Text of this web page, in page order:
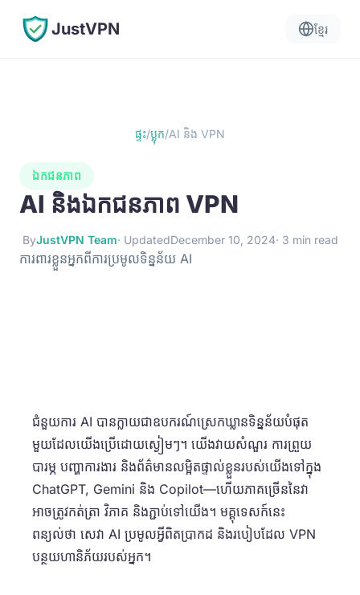
JustVPN ខ្មែរ
ផ្ទះ/ប្លុក/AI និង VPN
ឯកជនភាព
AI និងឯកជនភាព VPN
ByJustVPN Team· UpdatedDecember 10, 2024· 3 min read
ការពារខ្លួនអ្នកពីការប្រមូលទិន្នន័យ AI
ជំនួយការ AI បានក្លាយជាឧបករណ៍ស្រេកឃ្លានទិន្នន័យបំផុត
មួយដែលយើងប្រើដោយស្ងៀមៗ។ យើងវាយសំណួរ ការព្រួយ
បារម្ភ បញ្ហាការងារ និងព័ត៌មានលម្អិតផ្ទាល់ខ្លួនរបស់យើងទៅក្នុង
ChatGPT, Gemini និង Copilot—ហើយភាគច្រើននៃវា
អាចត្រូវកត់ត្រា វិភាគ និងភ្ជាប់ទៅយើង។ មគ្គុទេសក៍នេះ
ពន្យល់ថា សេវា AI ប្រមូលអ្វីពិតប្រាកដ និងរបៀបដែល VPN
បន្ថយហានិភ័យរបស់អ្នក។